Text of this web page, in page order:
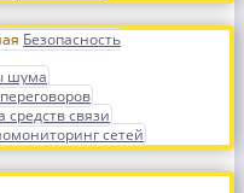
Безопасность
шума
средств связи
сетей